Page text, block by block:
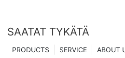
SAATAT TYKÄTÄ
ABOUT
SERVICE
PRODUCTS